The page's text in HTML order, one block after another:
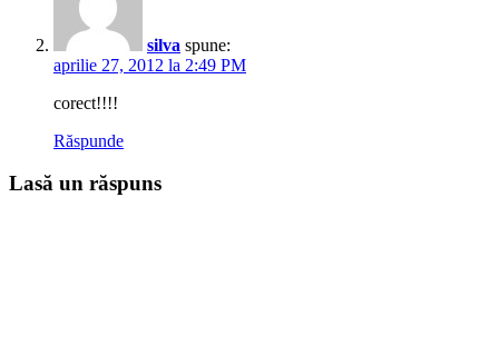
silva spune:
aprilie 27, 2012 la 2:49 PM
corect!!!!
Răspunde
Lasă un răspuns